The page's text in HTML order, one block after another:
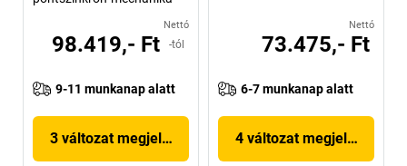
Nettó
98.419,- Ft -tól
9-11 munkanap alatt
3 változat megjelenítése
Nettó
73.475,- Ft
6-7 munkanap alatt
4 változat megjelenítése